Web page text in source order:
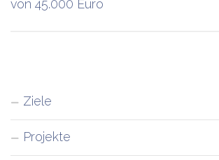
von 45.000 Euro
Ziele
Projekte